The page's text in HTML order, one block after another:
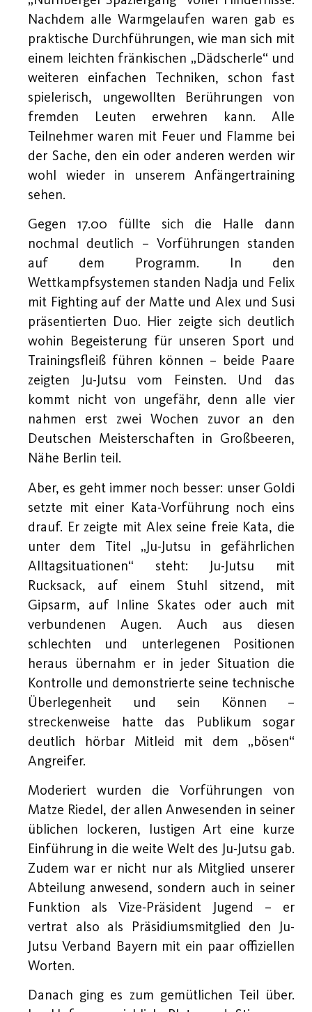
Nachdem alle Warmgelaufen waren gab es
praktische Durchführungen, wie man sich mit
einem leichten fränkischen „Dädscherle“ und
weiteren einfachen Techniken, schon fast
spielerisch, ungewollten Berührungen von
fremden Leuten erwehren kann. Alle
Teilnehmer waren mit Feuer und Flamme bei
der Sache, den ein oder anderen werden wir
wohl wieder in unserem Anfängertraining
sehen.
Gegen 17.00 füllte sich die Halle dann
nochmal deutlich – Vorführungen standen
auf dem Programm. In den
Wettkampfsystemen standen Nadja und Felix
mit Fighting auf der Matte und Alex und Susi
präsentierten Duo. Hier zeigte sich deutlich
wohin Begeisterung für unseren Sport und
Trainingsfleiß führen können – beide Paare
zeigten Ju-Jutsu vom Feinsten. Und das
kommt nicht von ungefähr, denn alle vier
nahmen erst zwei Wochen zuvor an den
Deutschen Meisterschaften in Großbeeren,
Nähe Berlin teil.
Aber, es geht immer noch besser: unser Goldi
setzte mit einer Kata-Vorführung noch eins
drauf. Er zeigte mit Alex seine freie Kata, die
unter dem Titel „Ju-Jutsu in gefährlichen
Alltagsituationen“ steht: Ju-Jutsu mit
Rucksack, auf einem Stuhl sitzend, mit
Gipsarm, auf Inline Skates oder auch mit
verbundenen Augen. Auch aus diesen
schlechten und unterlegenen Positionen
heraus übernahm er in jeder Situation die
Kontrolle und demonstrierte seine technische
Überlegenheit und sein Können –
streckenweise hatte das Publikum sogar
deutlich hörbar Mitleid mit dem „bösen“
Angreifer.
Moderiert wurden die Vorführungen von
Matze Riedel, der allen Anwesenden in seiner
üblichen lockeren, lustigen Art eine kurze
Einführung in die weite Welt des Ju-Jutsu gab.
Zudem war er nicht nur als Mitglied unserer
Abteilung anwesend, sondern auch in seiner
Funktion als Vize-Präsident Jugend – er
vertrat also als Präsidiumsmitglied den Ju-
Jutsu Verband Bayern mit ein paar offiziellen
Worten.
Danach ging es zum gemütlichen Teil über.